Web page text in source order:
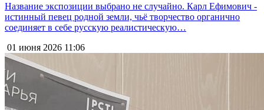
Название экспозиции выбрано не случайно. Карл Ефимович -
истинный певец родной земли, чьё творчество органично
соединяет в себе русскую реалистическую…
01 июня 2026 11:06